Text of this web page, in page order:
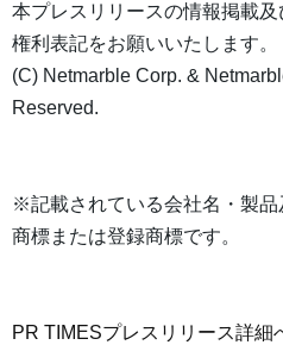
本プレスリリースの情報掲載
権利表記をお願いいたします。
(C) Netmarble Corp. &
Reserved.
※記載されている会社名・製
商標または登録商標です。
PR TIMESプレスリリース詳細